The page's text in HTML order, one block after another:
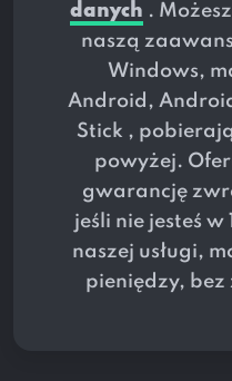
danych .
naszą
Windows,
Android,
Stick ,
powyżej.
gwarancję
jeśli nie jesteś
naszej usługi,
pieniędzy,